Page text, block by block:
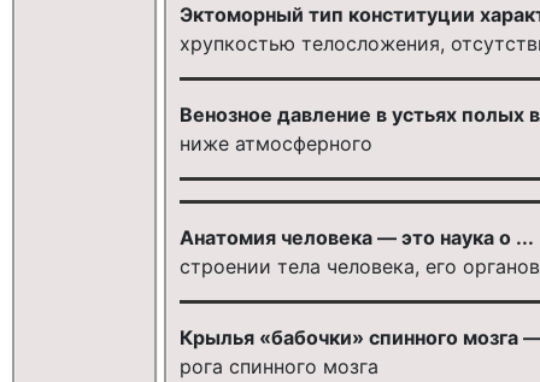
Эктоморный тип конституции
хрупкостью телосложения,
Венозное давление в устьях полых
ниже атмосферного
Анатомия человека — это наука о ...
строении тела человека, его органов
Крылья «бабочки» спинного мозга
рога спинного мозга